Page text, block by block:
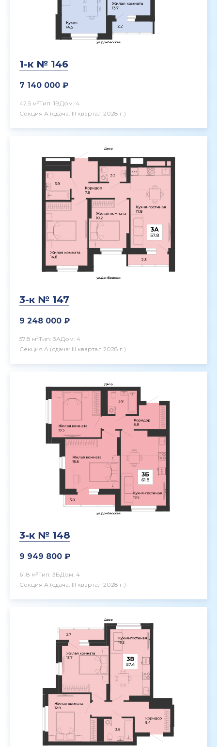
1-к № 146
7 140 000 ₽
42.5 м²Тип: 1ВДом: 4
Секция А (сдача: III квартал 2028 г.)
3-к № 147
9 248 000 ₽
57.8 м²Тип: 3АДом: 4
Секция А (сдача: III квартал 2028 г.)
3-к № 148
9 949 800 ₽
61.8 м²Тип: 3БДом: 4
Секция А (сдача: III квартал 2028 г.)